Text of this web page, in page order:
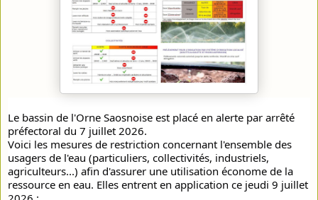
Le bassin de l'Orne Saosnoise est placé en alerte par arrêté
préfectoral du 7 juillet 2026.
Voici les mesures de restriction concernant l'ensemble des
usagers de l'eau (particuliers, collectivités, industriels,
agriculteurs...) afin d'assurer une utilisation économe de la
ressource en eau. Elles entrent en application ce jeudi 9 juillet